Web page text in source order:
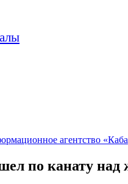
по канату над